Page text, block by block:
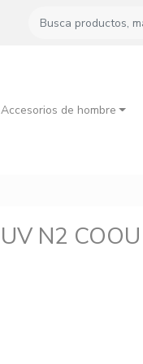
de hombre
N2 COOU